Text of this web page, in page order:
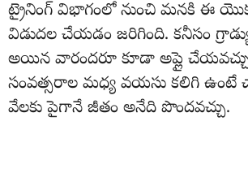
ట్రైనింగ్ విభాగంలో నుంచి మనకి ఈ
విడుదల చేయడం జరిగింది. కనీసం
అయిన వారందరూ కూడా అప్లై
సంవత్సరాల మధ్య వయసు కలిగి ఉంటే
వేలకు పైగానే జీతం అనేది పొందవచ్చు.